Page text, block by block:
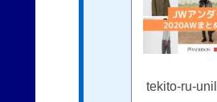
tekito-ru-